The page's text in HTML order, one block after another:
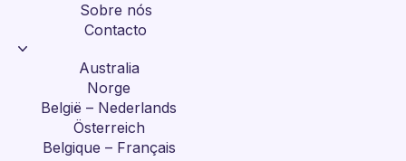
Sobre nós
Contacto
Australia
Norge
België – Nederlands
Österreich
Belgique – Français